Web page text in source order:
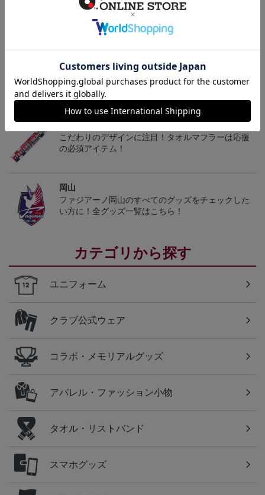
ギフト対応について
トピックス
岡山
こだわりのデザインに注目！タオルマフラーは応援
の必須アイテム！
岡山
ファジアーノ岡山のすべてのグッズをチェックした
い方に！全グッズ一覧はこちら！
カテゴリから探す
ユニフォーム
クラブ公式ウェア
コラボ・メモリアルグッズ
アパレル・ファッション小物
タオル・リストバンド
スマホグッズ